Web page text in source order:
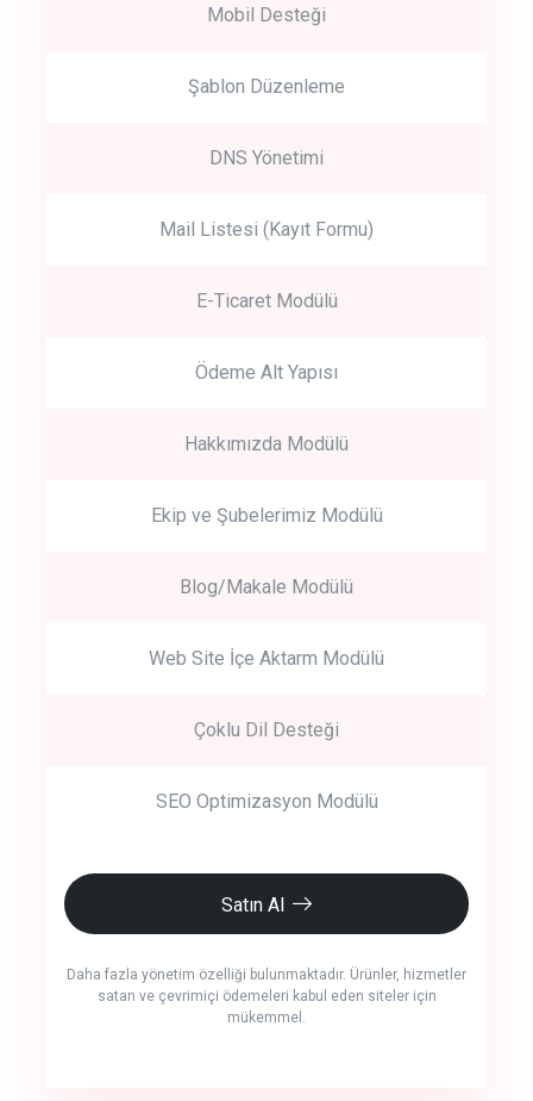
Mobil Desteği
Şablon Düzenleme
DNS Yönetimi
Mail Listesi (Kayıt Formu)
E-Ticaret Modülü
Ödeme Alt Yapısı
Hakkımızda Modülü
Ekip ve Şubelerimiz Modülü
Blog/Makale Modülü
Web Site İçe Aktarm Modülü
Çoklu Dil Desteği
SEO Optimizasyon Modülü
Satın Al
Daha fazla yönetim özelliği bulunmaktadır. Ürünler, hizmetler
satan ve çevrimiçi ödemeleri kabul eden siteler için
mükemmel.